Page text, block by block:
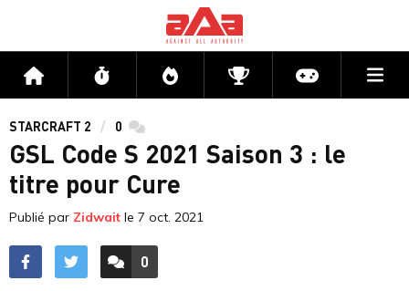
Accueil Flux Directs CompétitionsActu jeux
STARCRAFT 2 0 commentaires
GSL Code S 2021 Saison 3 : le
titre pour Cure
Publié par Zidwait le 7 oct. 2021
ACCÉDER AUX
0
COMMENTAIRES